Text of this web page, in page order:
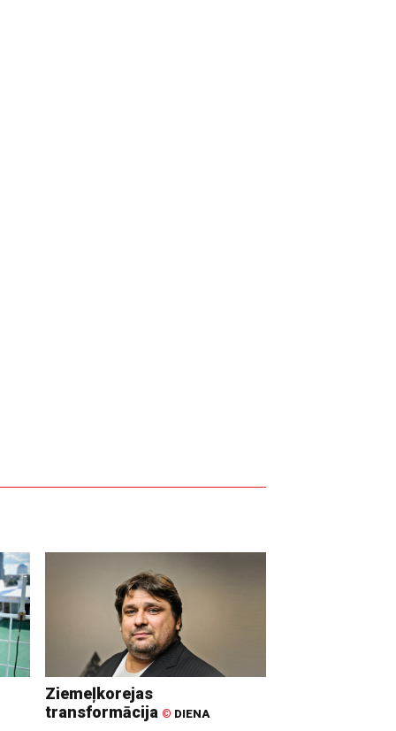
Ziemeļkorejas
transformācija © DIENA